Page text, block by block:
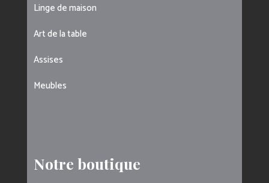
Linge de maison
Art de la table
Assises
Meubles
Notre boutique